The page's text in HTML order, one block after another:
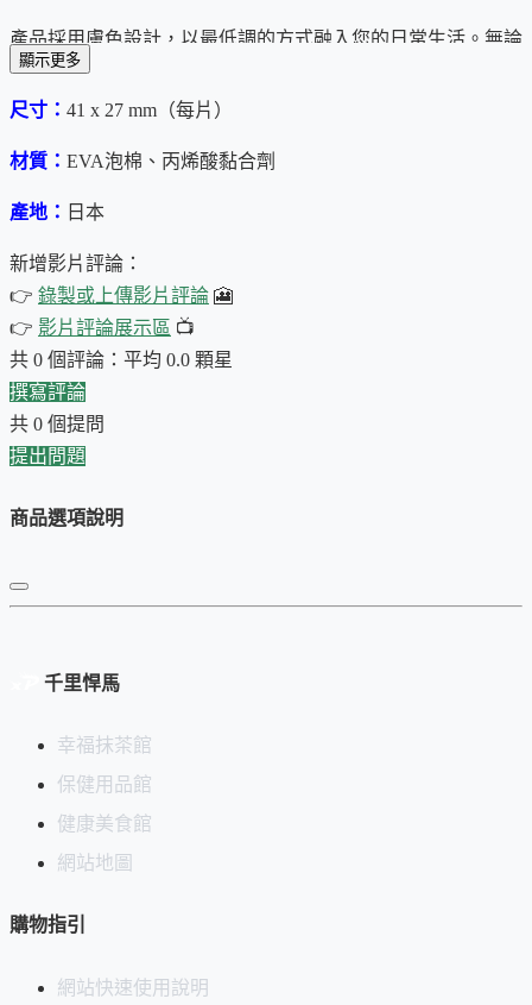
產品採用膚色設計，以最低調的方式融入您的日常生活。無論
是在家中放鬆，還是穿上鞋子外出，都能保持不引人注意的自
然外觀。
我們的承諾是，即使是最敏感的肌膚，也能安心使用這些低過
直接空運來台，每一片都是對您足部健康的細心守護。
選擇​​這款拇指外翻保護墊貼片，讓自己的每一步都更輕鬆，每
一天都更自在。
首次上架日期：2023-11-10
顯示更多
尺寸： 41 x 27 mm（每片）
材質： EVA泡棉、丙烯酸黏合劑
產地： 日本
新增影片評論：
👉 錄製或上傳影片評論 🎦
👉 影片評論展示區 📺
共 0 個評論：平均 0.0 顆星
撰寫評論
共 0 個提問
提出問題
商品選項說明
千里悍馬
幸福抹茶館
保健用品館
健康美食館
網站地圖
購物指引
網站快速使用說明